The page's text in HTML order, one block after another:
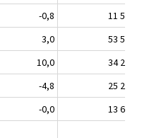
-0,8
11 579
3,0
53 563
10,0
34 207
-4,8
25 223
-0,0
13 606